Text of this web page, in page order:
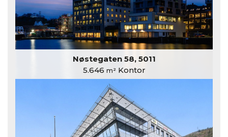
Nøstegaten 58, 5011
5.646 m²Kontor